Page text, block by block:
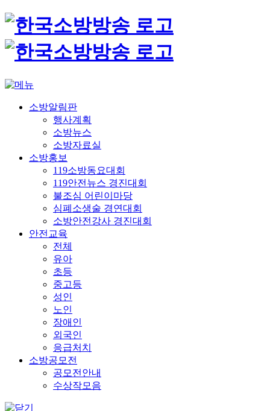
소방알림판
행사계획
소방뉴스
소방자료실
소방홍보
119소방동요대회
119안전뉴스 경진대회
불조심 어린이마당
심폐소생술 경연대회
소방안전강사 경진대회
안전교육
전체
유아
초등
중고등
성인
노인
장애인
외국인
응급처치
소방공모전
공모전안내
수상작모음